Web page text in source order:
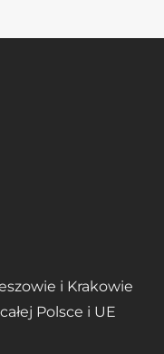
i Krakowie
Polsce i UE